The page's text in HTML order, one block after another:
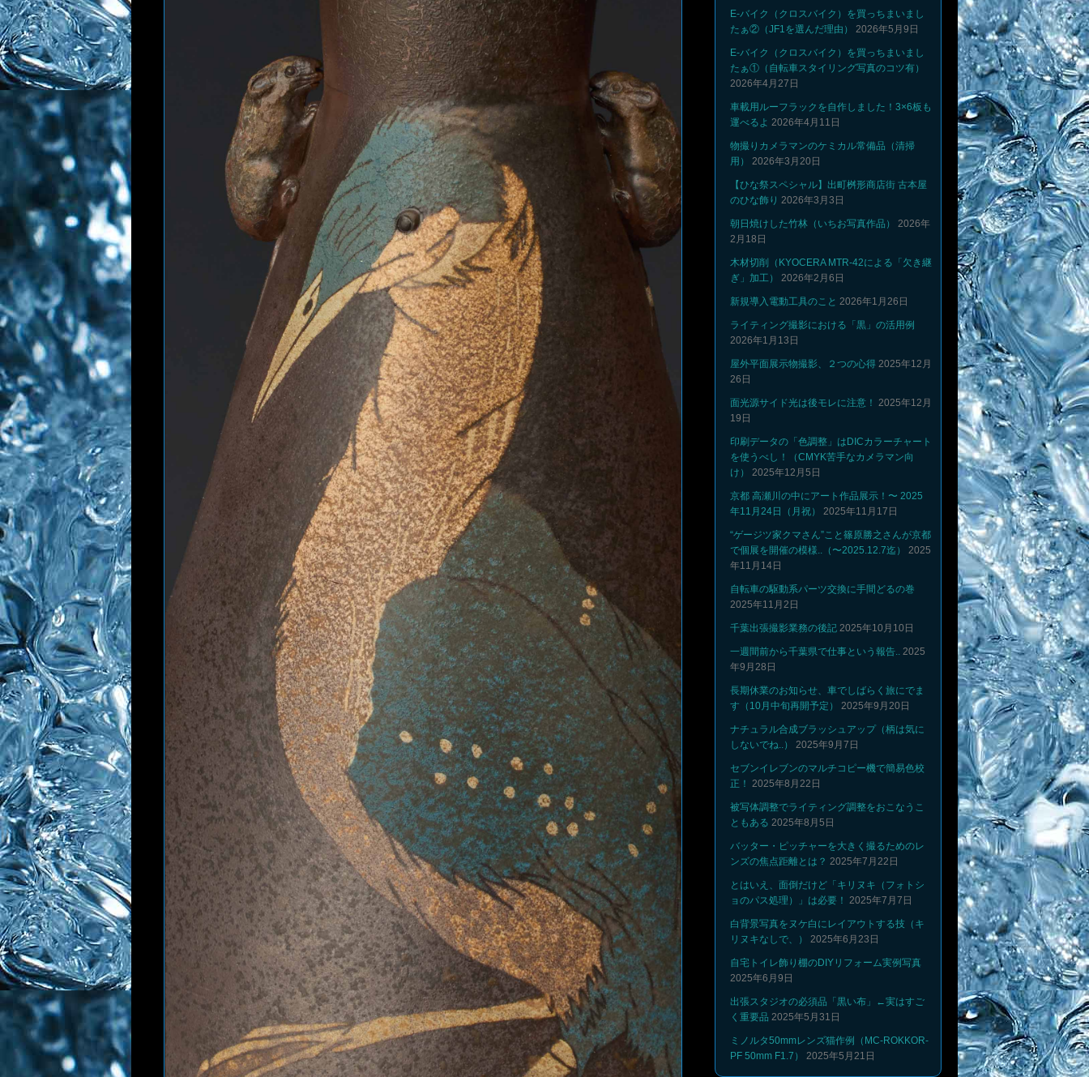
E-バイク（クロスバイク）を買っちまいまし
たぁ②（JF1を選んだ理由）
2026年5月9日
E-バイク（クロスバイク）を買っちまいまし
たぁ①（自転車スタイリング写真のコツ有）
2026年4月27日
車載用ルーフラックを自作しました！3×6板も
運べるよ 2026年4月11日
物撮りカメラマンのケミカル常備品（清掃
用）
2026年3月20日
【ひな祭スペシャル】出町桝形商店街 古本屋
のひな飾り 2026年3月3日
朝日焼けした竹林（いちお写真作品）
2026年
2月18日
木材切削（KYOCERA MTR-42による「欠き継
ぎ」加工）
2026年2月6日
新規導入電動工具のこと 2026年1月26日
ライティング撮影における「黒」の活用例
2026年1月13日
屋外平面展示物撮影、２つの心得 2025年12月
26日
面光源サイド光は後モレに注意！ 2025年12月
19日
印刷データの「色調整」はDICカラーチャート
を使うべし！（CMYK苦手なカメラマン向
け）
2025年12月5日
京都 高瀬川の中にアート作品展示！〜 2025
年11月24日（月祝）
2025年11月17日
“ゲージツ家クマさん”こと篠原勝之さんが京都
で個展を開催の模様..（〜2025.12.7迄）
2025
年11月14日
自転車の駆動系パーツ交換に手間どるの巻
2025年11月2日
千葉出張撮影業務の後記 2025年10月10日
一週間前から千葉県で仕事という報告.. 2025
年9月28日
長期休業のお知らせ、車でしばらく旅にでま
す（10月中旬再開予定）
2025年9月20日
ナチュラル合成ブラッシュアップ（柄は気に
しないでね..）
2025年9月7日
セブンイレブンのマルチコピー機で簡易色校
正！ 2025年8月22日
被写体調整でライティング調整をおこなうこ
ともある 2025年8月5日
バッター・ピッチャーを大きく撮るためのレ
ンズの焦点距離とは？ 2025年7月22日
とはいえ、面倒だけど「キリヌキ（フォトシ
ョのパス処理）」は必要！ 2025年7月7日
白背景写真をヌケ白にレイアウトする技（キ
リヌキなしで、）
2025年6月23日
自宅トイレ飾り棚のDIYリフォーム実例写真
2025年6月9日
出張スタジオの必須品「黒い布」←実はすご
く重要品 2025年5月31日
ミノルタ50mmレンズ猫作例（MC-ROKKOR-
PF 50mm F1.7）
2025年5月21日